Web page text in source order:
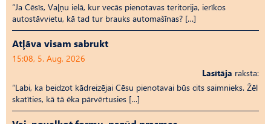
“Ja Cēsīs, Vaļņu ielā, kur vecās pienotavas teritorija, ierīkos
autostāvvietu, kā tad tur brauks automašīnas? […]
Atļāva visam sabrukt
15:08, 5. Aug, 2026
Lasītāja raksta:
“Labi, ka beidzot kādreizējai Cēsu pienotavai būs cits saimnieks. Žēl
skatīties, kā tā ēka pārvērtusies […]